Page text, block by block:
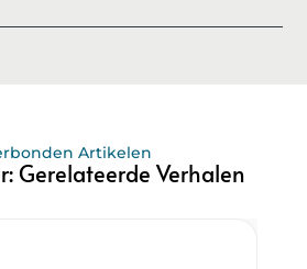
Artikelen
Gerelateerde Verhalen